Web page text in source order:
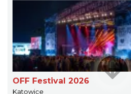
OFF Festival 2026
Katowice